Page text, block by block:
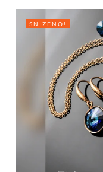
SNIŽENO!